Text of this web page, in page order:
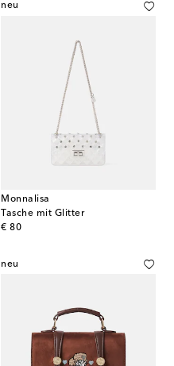
neu
Monnalisa
Tasche mit Glitter
€ 80
original price
neu